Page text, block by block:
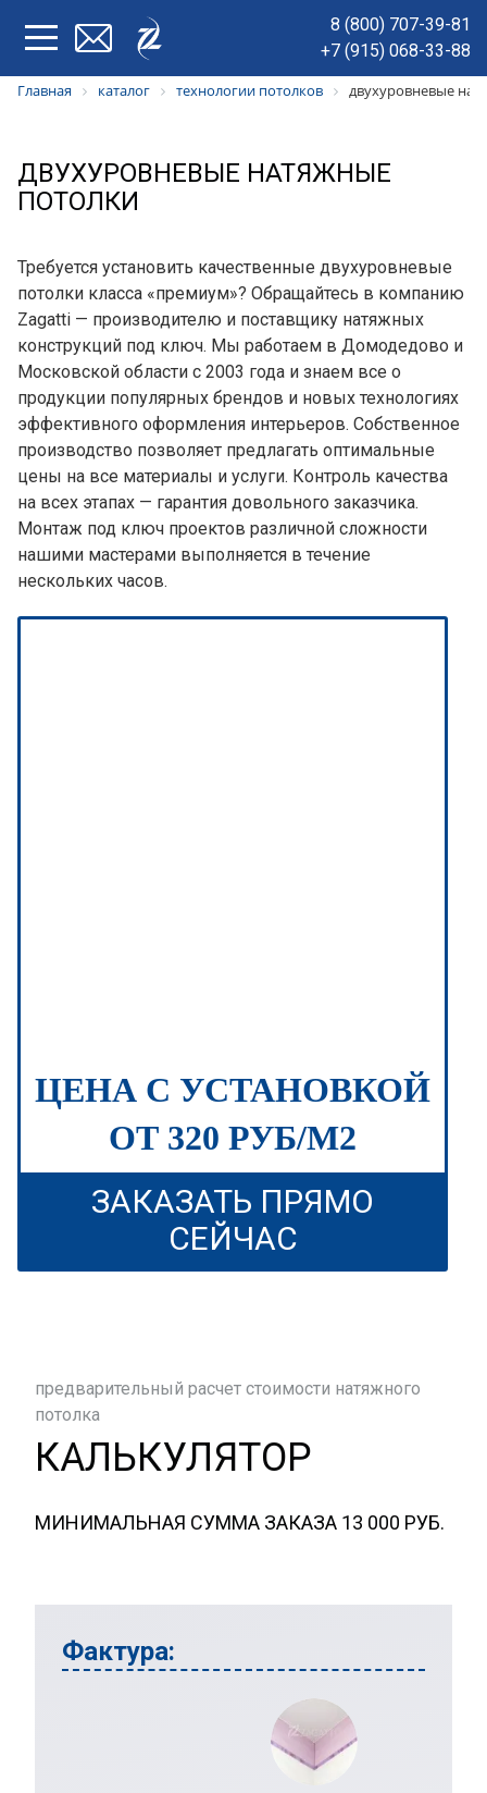
8 (800) 707-39-81
+7 (915) 068-33-88
Главная каталог технологии потолков двухуровневые
ДВУХУРОВНЕВЫЕ НАТЯЖНЫЕ
ПОТОЛКИ
Требуется установить качественные двухуровневые
потолки класса «премиум»? Обращайтесь в компанию
Zagatti — производителю и поставщику натяжных
конструкций под ключ. Мы работаем в Домодедово и
Московской области с 2003 года и знаем все о
продукции популярных брендов и новых технологиях
эффективного оформления интерьеров. Собственное
производство позволяет предлагать оптимальные
цены на все материалы и услуги. Контроль качества
на всех этапах — гарантия довольного заказчика.
Монтаж под ключ проектов различной сложности
нашими мастерами выполняется в течение
нескольких часов.
ЦЕНА С УСТАНОВКОЙ
ОТ 320 РУБ/М2
ЗАКАЗАТЬ ПРЯМО
СЕЙЧАС
предварительный расчет стоимости натяжного
потолка
КАЛЬКУЛЯТОР
МИНИМАЛЬНАЯ СУММА ЗАКАЗА 13 000 РУБ.
Фактура: